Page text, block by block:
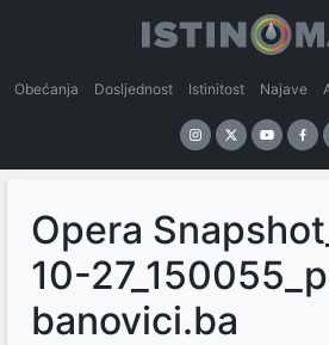
Obećanja Dosljednost Istinitost Najave
Opera
10-
banovici.ba